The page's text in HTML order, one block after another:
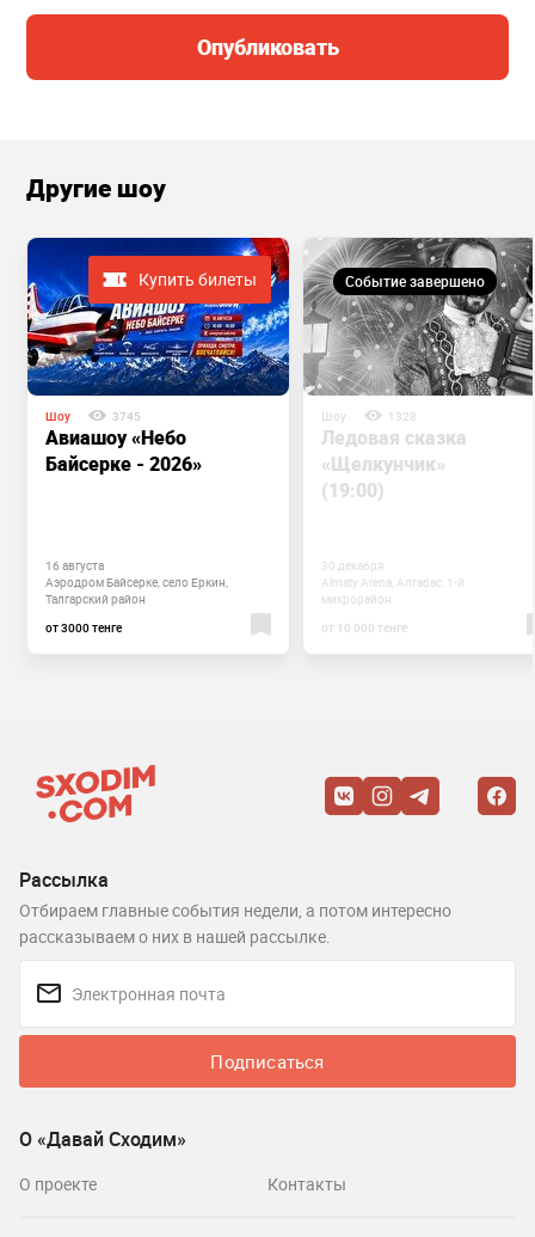
Опубликовать
Другие шоу
Купить билеты
Шоу 3745
Авиашоу «Небо
Байсерке - 2026»
16 августа
Аэродром Байсерке, село Еркин,
Талгарский район
от 3000 тенге
Событие завершено
Шоу 1328
Ледовая сказка
«Щелкунчик»
(19:00)
30 декабря
Almaty Arena, Алгабас, 1-й
микрорайон
от 10 000 тенге
Рассылка
Отбираем главные события недели, а потом интересно
рассказываем о них в нашей рассылке.
Подписаться
О «Давай Сходим»
О проекте Контакты